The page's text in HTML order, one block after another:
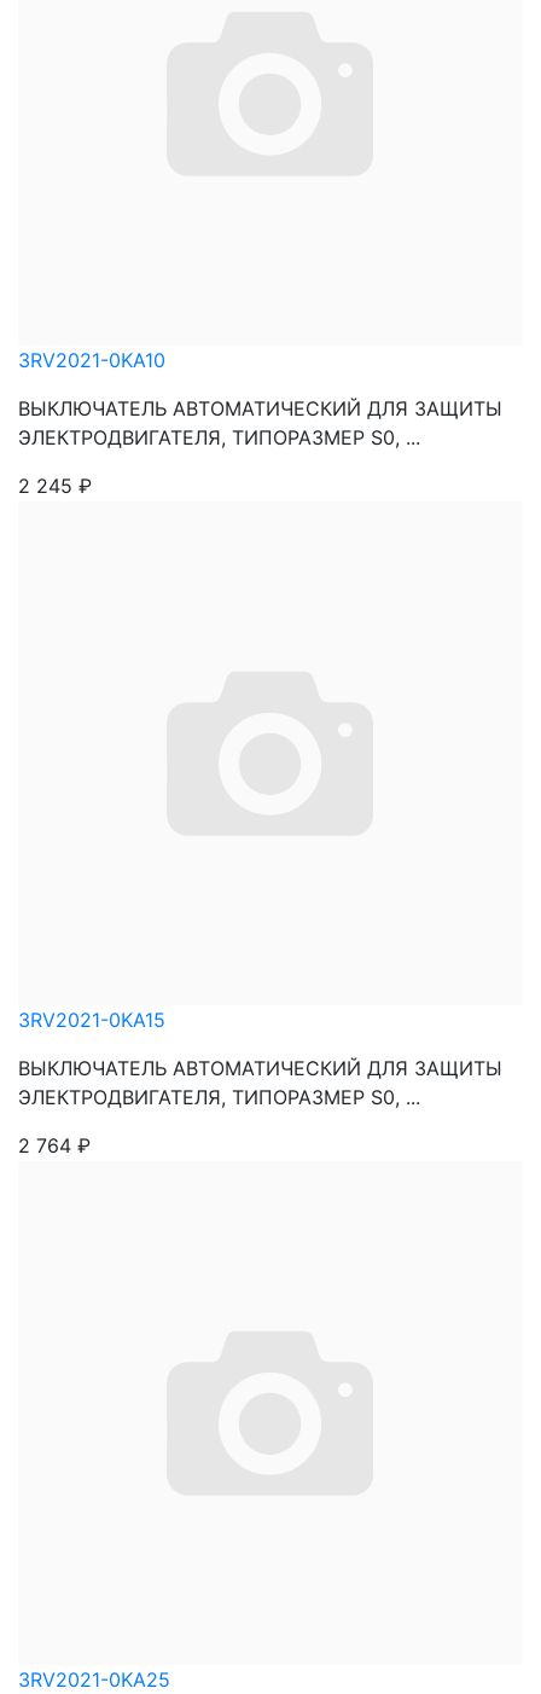
3RV2021-0KA10
ВЫКЛЮЧАТЕЛЬ АВТОМАТИЧЕСКИЙ ДЛЯ ЗАЩИТЫ
ЭЛЕКТРОДВИГАТЕЛЯ, ТИПОРАЗМЕР S0, ...
2 245 ₽
3RV2021-0KA15
ВЫКЛЮЧАТЕЛЬ АВТОМАТИЧЕСКИЙ ДЛЯ ЗАЩИТЫ
ЭЛЕКТРОДВИГАТЕЛЯ, ТИПОРАЗМЕР S0, ...
2 764 ₽
3RV2021-0KA25